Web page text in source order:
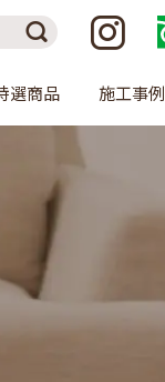
選商品 施工事例